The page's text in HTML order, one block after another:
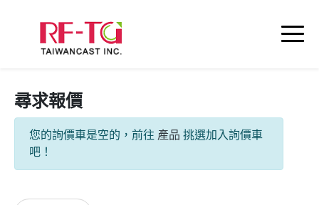
尋求報價
您的詢價車是空的，前往 產品 挑選加入詢價車
吧！